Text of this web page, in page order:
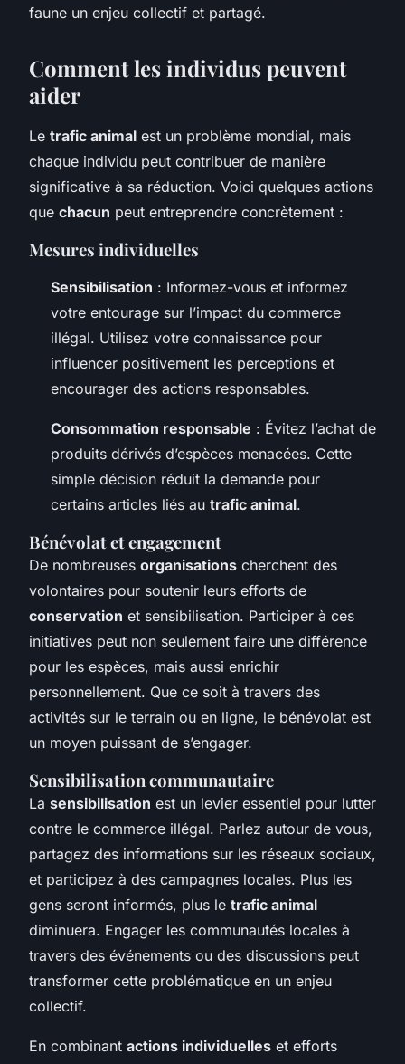
faune un enjeu collectif et partagé.
Comment les individus peuvent
aider
Le trafic animal est un problème mondial, mais
chaque individu peut contribuer de manière
significative à sa réduction. Voici quelques actions
que chacun peut entreprendre concrètement :
Mesures individuelles
Sensibilisation : Informez-vous et informez
votre entourage sur l’impact du commerce
illégal. Utilisez votre connaissance pour
influencer positivement les perceptions et
encourager des actions responsables.
Consommation responsable : Évitez l’achat de
produits dérivés d’espèces menacées. Cette
simple décision réduit la demande pour
certains articles liés au trafic animal.
Bénévolat et engagement
De nombreuses organisations cherchent des
volontaires pour soutenir leurs efforts de
conservation et sensibilisation. Participer à ces
initiatives peut non seulement faire une différence
pour les espèces, mais aussi enrichir
personnellement. Que ce soit à travers des
activités sur le terrain ou en ligne, le bénévolat est
un moyen puissant de s’engager.
Sensibilisation communautaire
La sensibilisation est un levier essentiel pour lutter
contre le commerce illégal. Parlez autour de vous,
partagez des informations sur les réseaux sociaux,
et participez à des campagnes locales. Plus les
gens seront informés, plus le trafic animal
diminuera. Engager les communautés locales à
travers des événements ou des discussions peut
transformer cette problématique en un enjeu
collectif.
En combinant actions individuelles et efforts